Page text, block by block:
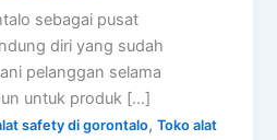
sebagai pusat
diri yang sudah
pelanggan selama
untuk produk […]
safety di gorontalo,Toko alat